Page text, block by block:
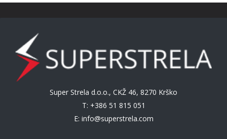
Super Strela d.o.o., CKŽ 46, 8270 Krško
T: +386 51 815 051
E: info@superstrela.com